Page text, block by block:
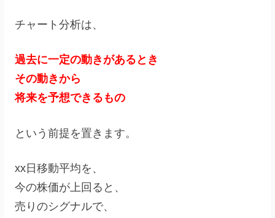
チャート分析は、
過去に一定の動きがあるとき
その動きから
将来を予想できるもの
という前提を置きます。
xx日移動平均を、
今の株価が上回ると、
売りのシグナルで、